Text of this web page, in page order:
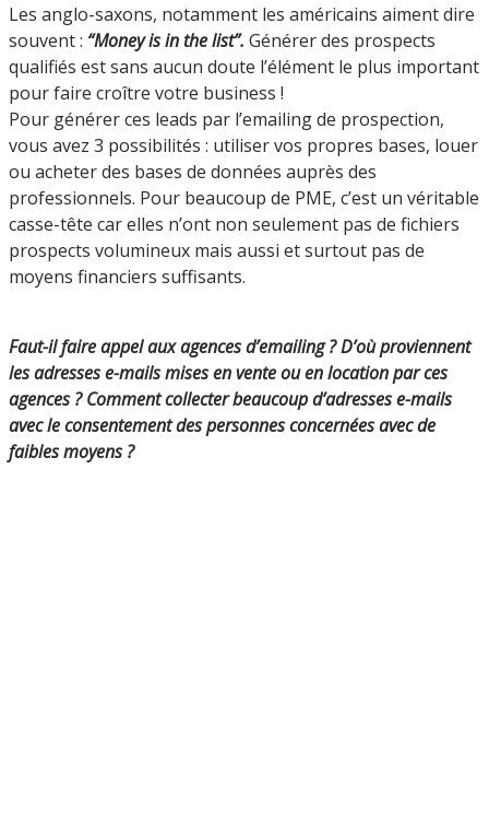
Les anglo-saxons, notamment les américains aiment dire
souvent : “Money is in the list”. Générer des prospects
qualifiés est sans aucun doute l’élément le plus important
pour faire croître votre business !
Pour générer ces leads par l’emailing de prospection,
vous avez 3 possibilités : utiliser vos propres bases, louer
ou acheter des bases de données auprès des
professionnels. Pour beaucoup de PME, c’est un véritable
casse-tête car elles n’ont non seulement pas de fichiers
prospects volumineux mais aussi et surtout pas de
moyens financiers suffisants.
Faut-il faire appel aux agences d’emailing ? D’où proviennent
les adresses e-mails mises en vente ou en location par ces
agences ? Comment collecter beaucoup d’adresses e-mails
avec le consentement des personnes concernées avec de
faibles moyens ?